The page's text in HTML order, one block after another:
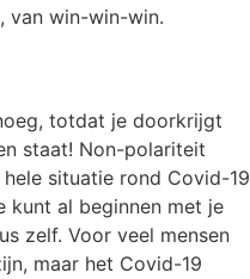
van win-win-win.
totdat je doorkrijgt
staat! Non-polariteit
situatie rond Covid-19
kunt al beginnen met je
zelf. Voor veel mensen
maar het Covid-19